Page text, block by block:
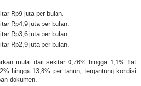
Rp9 juta per bulan.
Rp4,9 juta per bulan.
Rp3,6 juta per bulan.
Rp2,9 juta per bulan.
mulai dari sekitar 0,76% hingga 1,1% flat
hingga 13,8% per tahun, tergantung kondisi
dokumen.